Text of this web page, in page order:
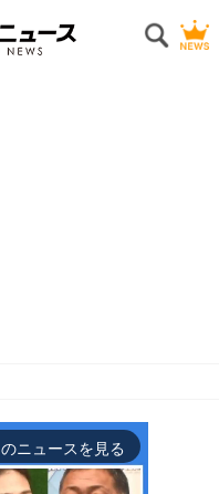
ニュースを見る